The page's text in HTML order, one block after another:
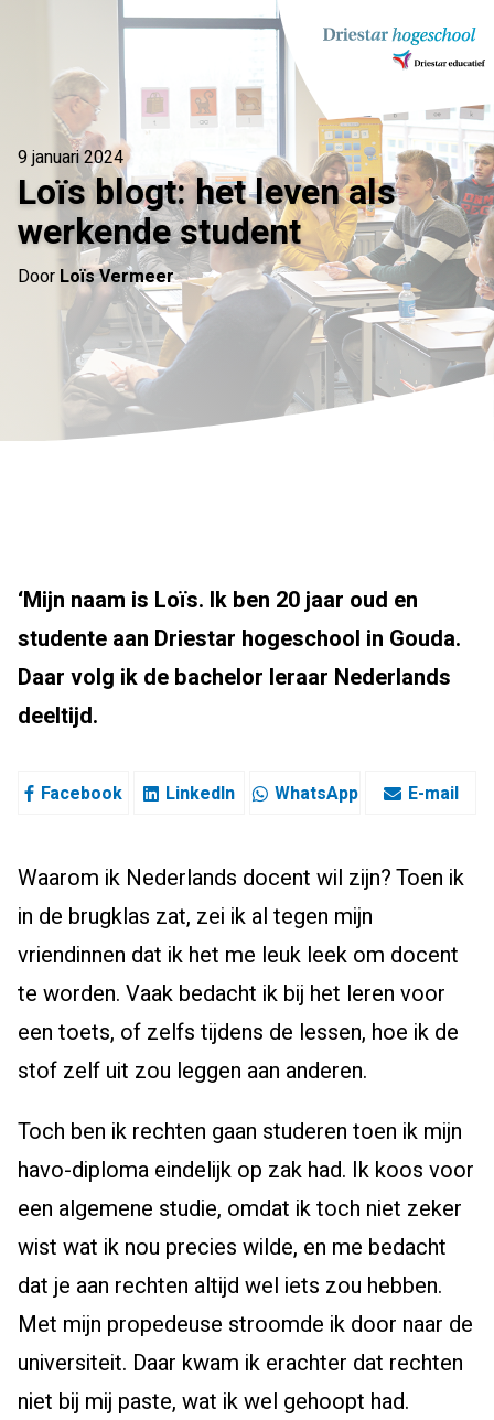
inhoud
9 januari 2024
Loïs blogt: het leven als
werkende student
Door Loïs Vermeer
‘Mijn naam is Loïs. Ik ben 20 jaar oud en
studente aan Driestar hogeschool in Gouda.
Daar volg ik de bachelor leraar Nederlands
deeltijd.
Facebook LinkedIn WhatsApp E-mail
Waarom ik Nederlands docent wil zijn? Toen ik
in de brugklas zat, zei ik al tegen mijn
vriendinnen dat ik het me leuk leek om docent
te worden. Vaak bedacht ik bij het leren voor
een toets, of zelfs tijdens de lessen, hoe ik de
stof zelf uit zou leggen aan anderen.
Toch ben ik rechten gaan studeren toen ik mijn
havo-diploma eindelijk op zak had. Ik koos voor
een algemene studie, omdat ik toch niet zeker
wist wat ik nou precies wilde, en me bedacht
dat je aan rechten altijd wel iets zou hebben.
Met mijn propedeuse stroomde ik door naar de
universiteit. Daar kwam ik erachter dat rechten
niet bij mij paste, wat ik wel gehoopt had.